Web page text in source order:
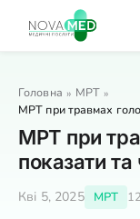
Головна » МРТ »
МРТ при травмах
МРТ при
показати
Кві 5, 2025 МРТ